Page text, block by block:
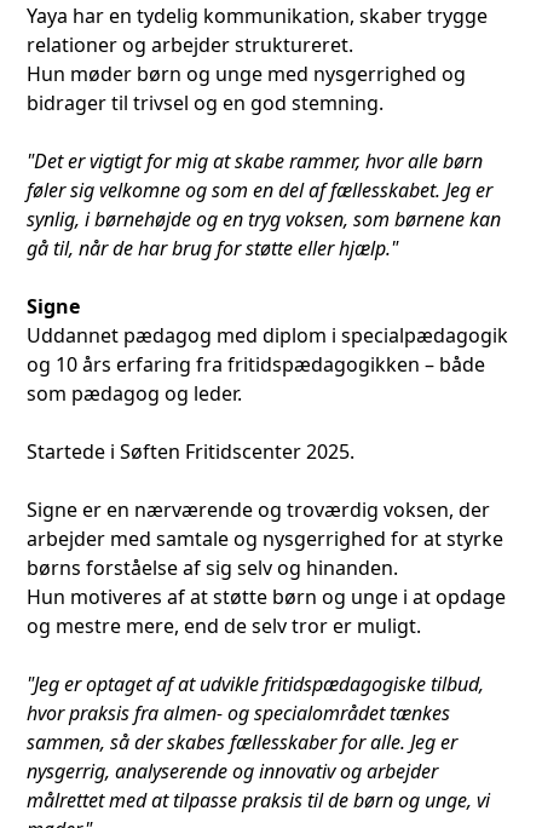
Yaya har en tydelig kommunikation, skaber trygge
relationer og arbejder struktureret.
Hun møder børn og unge med nysgerrighed og
bidrager til trivsel og en god stemning.
"Det er vigtigt for mig at skabe rammer, hvor alle børn
føler sig velkomne og som en del af fællesskabet. Jeg er
synlig, i børnehøjde og en tryg voksen, som børnene kan
gå til, når de har brug for støtte eller hjælp."
Signe
Uddannet pædagog med diplom i specialpædagogik
og 10 års erfaring fra fritidspædagogikken – både
som pædagog og leder.
Startede i Søften Fritidscenter 2025.
Signe er en nærværende og troværdig voksen, der
arbejder med samtale og nysgerrighed for at styrke
børns forståelse af sig selv og hinanden.
Hun motiveres af at støtte børn og unge i at opdage
og mestre mere, end de selv tror er muligt.
"Jeg er optaget af at udvikle fritidspædagogiske tilbud,
hvor praksis fra almen- og specialområdet tænkes
sammen, så der skabes fællesskaber for alle. Jeg er
nysgerrig, analyserende og innovativ og arbejder
målrettet med at tilpasse praksis til de børn og unge, vi